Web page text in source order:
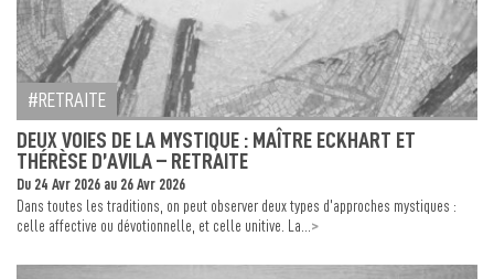
RETRAITE
DEUX VOIES DE LA MYSTIQUE : MAÎTRE ECKHART ET
THÉRÈSE D’AVILA – RETRAITE
Du 24 Avr 2026 au 26 Avr 2026
Dans toutes les traditions, on peut observer deux types d’approches mystiques :
celle affective ou dévotionnelle, et celle unitive. La... >